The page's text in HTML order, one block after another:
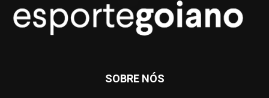
SOBRE NÓS